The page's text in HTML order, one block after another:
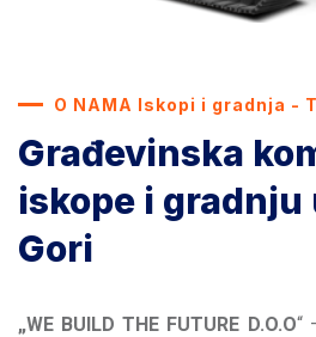
O NAMA Iskopi i gradnja -
Građevinska
iskope i gradnju
Gori
„WE BUILD THE FUTURE D.O.O“